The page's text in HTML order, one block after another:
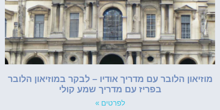
מוזיאון הלובר עם מדריך אודיו – לבקר במוזיאון הלובר
בפריז עם מדריך שמע קולי
לפרטים »